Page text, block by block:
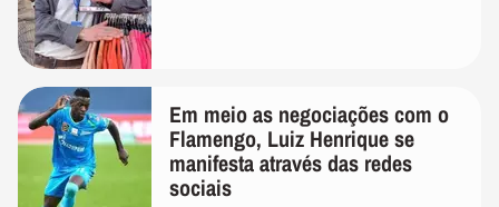
Em meio as negociações com o
Flamengo, Luiz Henrique se
manifesta através das redes
sociais